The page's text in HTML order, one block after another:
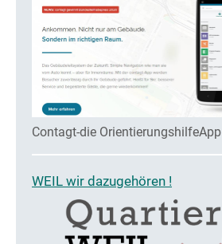
Contagt-die OrientierungshilfeApp
WEIL wir dazugehören !